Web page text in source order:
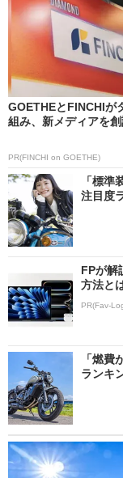
GOETHEとFINCHIが
組み、新メディアを
PR(FINCHI on GOETHE)
「標準
注目度
FPが解
方法と
PR(Fav-
「燃
ランキ